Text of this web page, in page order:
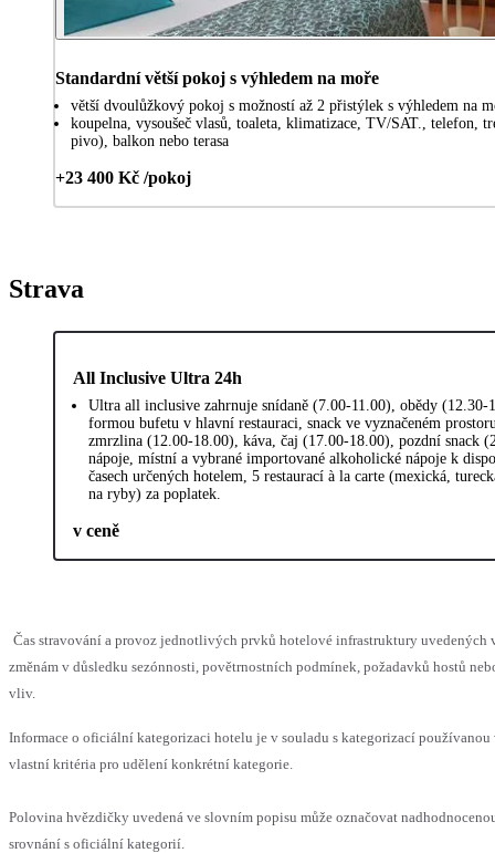
Standardní větší pokoj s výhledem na moře
větší dvoulůžkový pokoj s možností až 2 přistýlek s výhledem na
koupelna, vysoušeč vlasů, toaleta, klimatizace, TV/SAT., telefon,
pivo), balkon nebo terasa
+23 400 Kč /pokoj
Strava
All Inclusive Ultra 24h
Ultra all inclusive zahrnuje snídaně (7.00-11.00), obědy (12.30-
formou bufetu v hlavní restauraci, snack ve vyznačeném
zmrzlina (12.00-18.00), káva, čaj (17.00-18.00), pozdní snack
nápoje, místní a vybrané importované alkoholické nápoje k
časech určených hotelem, 5 restaurací à la carte (mexická,
na ryby) za poplatek.
v ceně
Čas stravování a provoz jednotlivých prvků hotelové infrastruktury uvedených
změnám v důsledku sezónnosti, povětrnostních podmínek, požadavků hostů
vliv.
Informace o oficiální kategorizaci hotelu je v souladu s kategorizací používanou
vlastní kritéria pro udělení konkrétní kategorie.
Polovina hvězdičky uvedená ve slovním popisu může označovat
srovnání s oficiální kategorií.